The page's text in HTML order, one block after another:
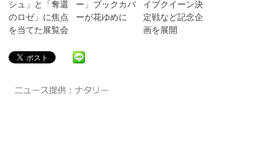
シュ」と「奪還
のロゼ」に焦点
を当てた展覧会
ー」ブックカバ
ーが花ゆめに
イブクイーン決
定戦など記念企
画を展開